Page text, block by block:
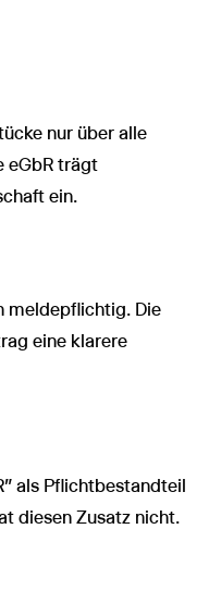
nur über alle
eGbR trägt
ein.
meldepflichtig. Die
eine klarere
als Pflichtbestandteil
diesen Zusatz nicht.